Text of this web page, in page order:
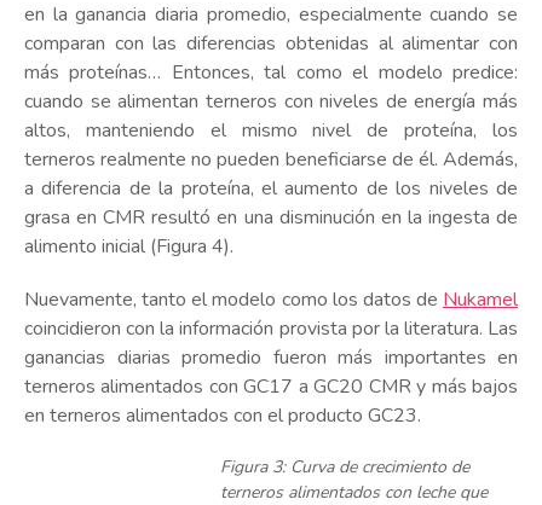
en la ganancia diaria promedio, especialmente cuando se
comparan con las diferencias obtenidas al alimentar con
más proteínas… Entonces, tal como el modelo predice:
cuando se alimentan terneros con niveles de energía más
altos, manteniendo el mismo nivel de proteína, los
terneros realmente no pueden beneficiarse de él. Además,
a diferencia de la proteína, el aumento de los niveles de
grasa en CMR resultó en una disminución en la ingesta de
alimento inicial (Figura 4).
Nuevamente, tanto el modelo como los datos de Nukamel
coincidieron con la información provista por la literatura. Las
ganancias diarias promedio fueron más importantes en
terneros alimentados con GC17 a GC20 CMR y más bajos
en terneros alimentados con el producto GC23.
Figura 3: Curva de crecimiento de
terneros alimentados con leche que